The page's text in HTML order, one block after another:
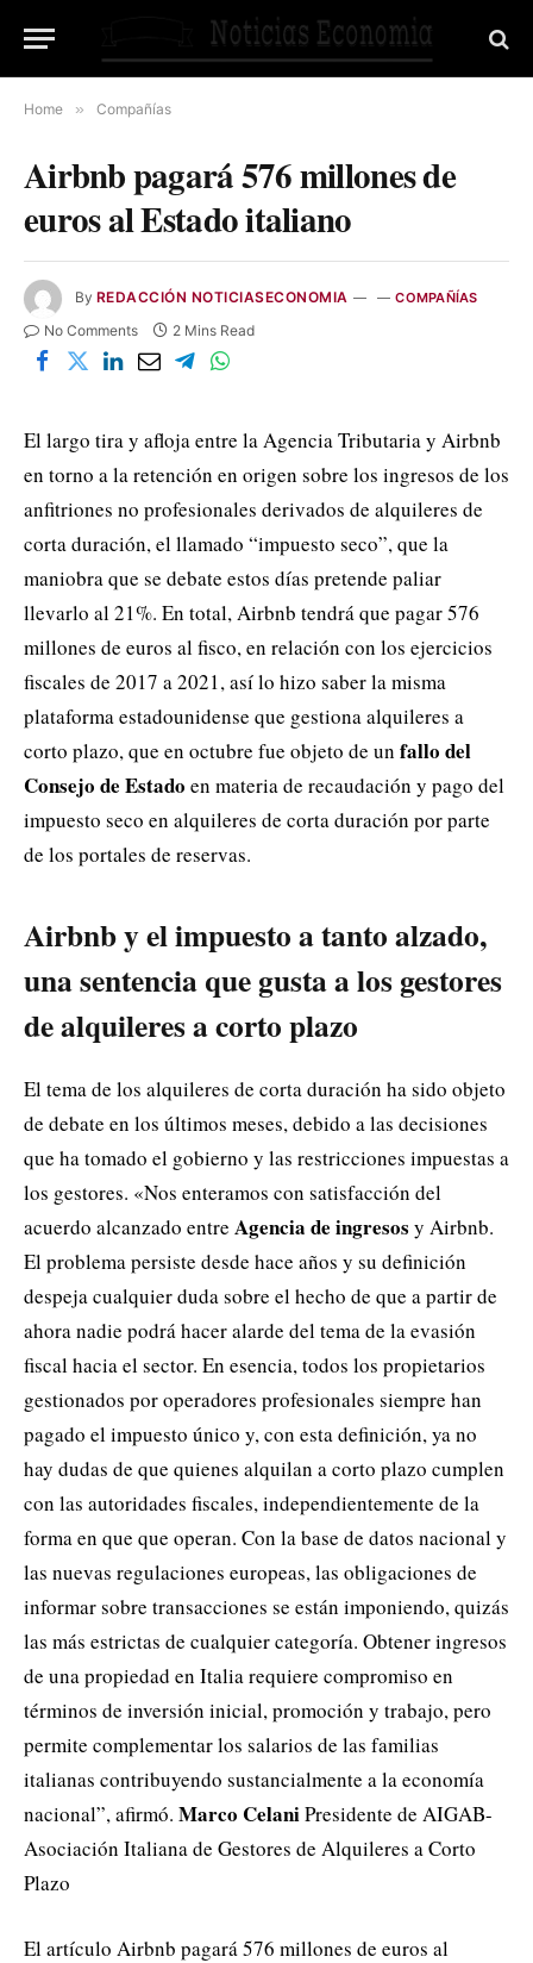
Home » Compañías
Airbnb pagará 576 millones de
euros al Estado italiano
By REDACCIÓN NOTICIASECONOMIA COMPAÑÍAS
No Comments 2 Mins Read
El largo tira y afloja entre la Agencia Tributaria y Airbnb
en torno a la retención en origen sobre los ingresos de los
anfitriones no profesionales derivados de alquileres de
corta duración, el llamado “impuesto seco”, que la
maniobra que se debate estos días pretende paliar
llevarlo al 21%. En total, Airbnb tendrá que pagar 576
millones de euros al fisco, en relación con los ejercicios
fiscales de 2017 a 2021, así lo hizo saber la misma
plataforma estadounidense que gestiona alquileres a
corto plazo, que en octubre fue objeto de un fallo del
Consejo de Estado en materia de recaudación y pago del
impuesto seco en alquileres de corta duración por parte
de los portales de reservas.
Airbnb y el impuesto a tanto alzado,
una sentencia que gusta a los gestores
de alquileres a corto plazo
El tema de los alquileres de corta duración ha sido objeto
de debate en los últimos meses, debido a las decisiones
que ha tomado el gobierno y las restricciones impuestas a
los gestores. «Nos enteramos con satisfacción del
acuerdo alcanzado entre Agencia de ingresos y Airbnb.
El problema persiste desde hace años y su definición
despeja cualquier duda sobre el hecho de que a partir de
ahora nadie podrá hacer alarde del tema de la evasión
fiscal hacia el sector. En esencia, todos los propietarios
gestionados por operadores profesionales siempre han
pagado el impuesto único y, con esta definición, ya no
hay dudas de que quienes alquilan a corto plazo cumplen
con las autoridades fiscales, independientemente de la
forma en que que operan. Con la base de datos nacional y
las nuevas regulaciones europeas, las obligaciones de
informar sobre transacciones se están imponiendo, quizás
las más estrictas de cualquier categoría. Obtener ingresos
de una propiedad en Italia requiere compromiso en
términos de inversión inicial, promoción y trabajo, pero
permite complementar los salarios de las familias
italianas contribuyendo sustancialmente a la economía
nacional”, afirmó. Marco CelaniPresidente de AIGAB-
Asociación Italiana de Gestores de Alquileres a Corto
Plazo
El artículo Airbnb pagará 576 millones de euros al